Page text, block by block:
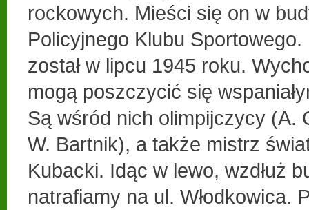
rockowych. Mieści się on w
Policyjnego Klubu Sportowego.
został w lipcu 1945 roku.
mogą poszczycić się
Są wśród nich olimpijczycy (A.
W. Bartnik), a także mistrz
Kubacki. Idąc w lewo, wzdłuż
natrafiamy na ul. Włodkowica.